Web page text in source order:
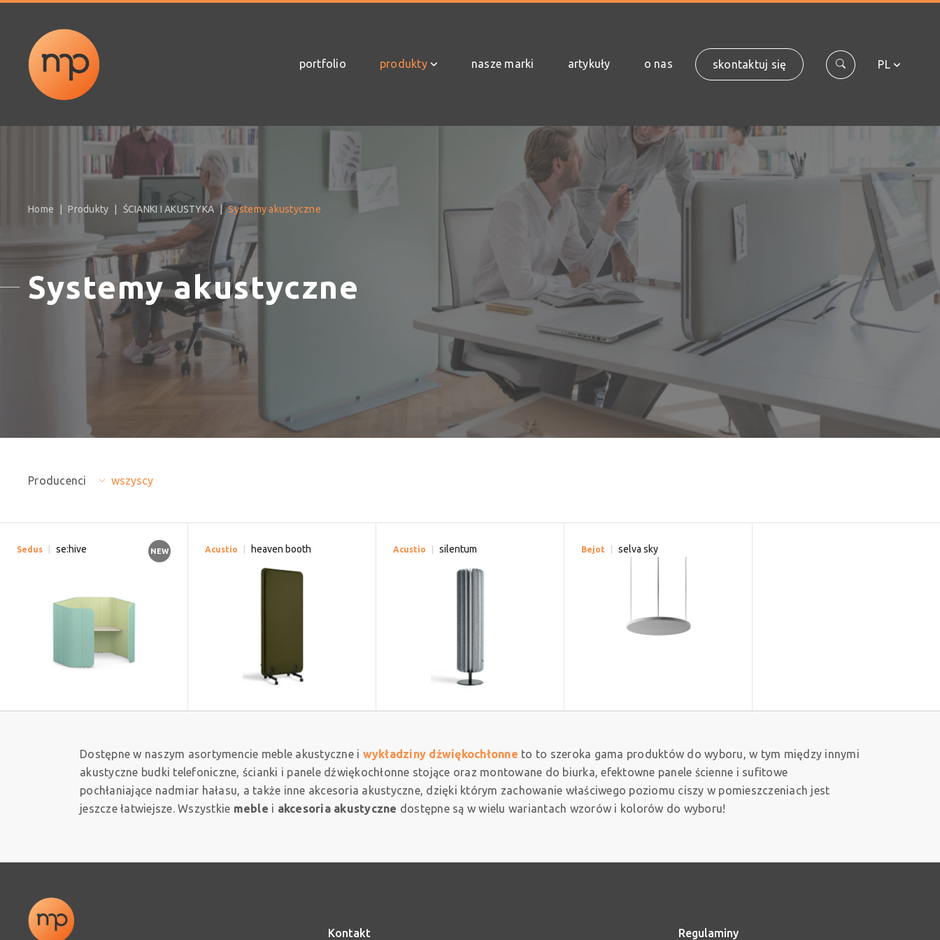
portfolio produkty nasze marki artykuły o nas skontaktuj się PL
Home Produkty ŚCIANKI I AKUSTYKA Systemy akustyczne
Systemy akustyczne
Producenci wszyscy
Sedus se:hive NEW Acustio heaven booth Acustio silentum Bejot selva sky
Dostępne w naszym asortymencie meble akustyczne i wykładziny dźwiękochłonne to to szeroka gama produktów do wyboru, w tym między innymi
akustyczne budki telefoniczne, ścianki i panele dźwiękochłonne stojące oraz montowane do biurka, efektowne panele ścienne i sufitowe
pochłaniające nadmiar hałasu, a także inne akcesoria akustyczne, dzięki którym zachowanie właściwego poziomu ciszy w pomieszczeniach jest
jeszcze łatwiejsze. Wszystkie meble i akcesoria akustyczne dostępne są w wielu wariantach wzorów i kolorów do wyboru!
Kontakt Regulaminy